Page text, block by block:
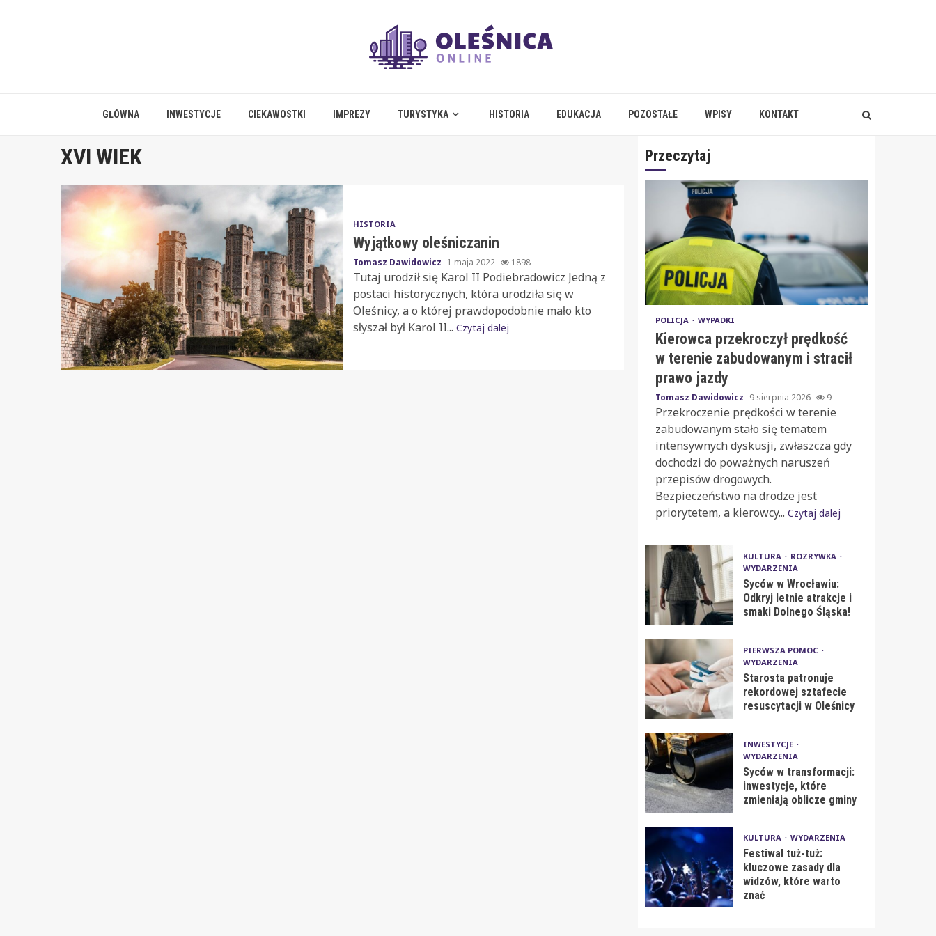
GŁÓWNA INWESTYCJE CIEKAWOSTKI IMPREZY TURYSTYKA HISTORIA EDUKACJA POZOSTAŁE WPISY KONTAKT
XVI WIEK
HISTORIA
Wyjątkowy oleśniczanin
Tomasz Dawidowicz 1 maja 2022 1898
Tutaj urodził się Karol II Podiebradowicz Jedną z
postaci historycznych, która urodziła się w
Oleśnicy, a o której prawdopodobnie mało kto
słyszał był Karol II... Czytaj dalej
Przeczytaj
POLICJA WYPADKI
Kierowca przekroczył prędkość
w terenie zabudowanym i stracił
prawo jazdy
Tomasz Dawidowicz 9 sierpnia 2026 9
Przekroczenie prędkości w terenie
zabudowanym stało się tematem
intensywnych dyskusji, zwłaszcza gdy
dochodzi do poważnych naruszeń
przepisów drogowych.
Bezpieczeństwo na drodze jest
priorytetem, a kierowcy... Czytaj dalej
KULTURA
ROZRYWKA
WYDARZENIA
Syców w Wrocławiu:
Odkryj letnie atrakcje i
smaki Dolnego Śląska!
PIERWSZA POMOC
WYDARZENIA
Starosta patronuje
rekordowej sztafecie
resuscytacji w Oleśnicy
INWESTYCJE
WYDARZENIA
Syców w transformacji:
inwestycje, które
zmieniają oblicze gminy
KULTURA WYDARZENIA
Festiwal tuż-tuż:
kluczowe zasady dla
widzów, które warto
znać